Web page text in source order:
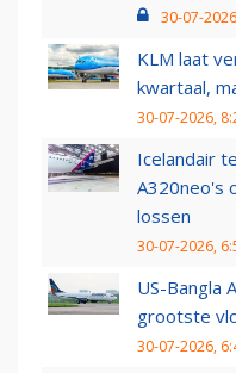
30-07-
KLM laat
kwartaal,
30-07-2026,
Icelandair
A320neo's
lossen
30-07-2026,
US-Bangla
grootste
30-07-2026,